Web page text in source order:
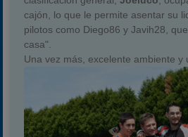
cajón, lo que le permite asentar su
pilotos como Diego86 y Javih28,
casa".
Una vez más, excelente ambiente